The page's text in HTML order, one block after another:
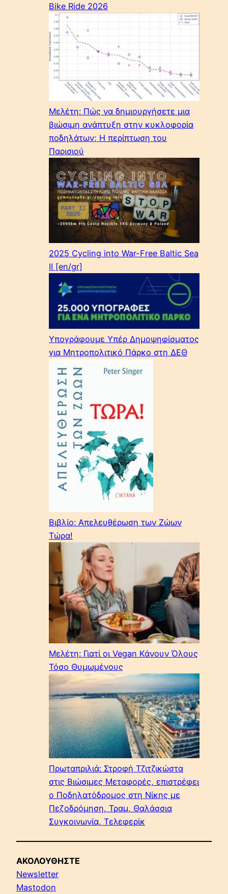
Bike Ride 2026
Μελέτη: Πώς να δημιουργήσετε μια
βιώσιμη ανάπτυξη στην κυκλοφορία
ποδηλάτων; Η περίπτωση του
Παρισιού
2025 Cycling into War-Free Baltic Sea
II [en/gr]
Υπογράφουμε Υπέρ Δημοψηφίσματος
για Μητροπολιτικό Πάρκο στη ΔΕΘ
Βιβλίο: Απελευθέρωση των Ζώων
Τώρα!
Μελέτη: Γιατί οι Vegan Κάνουν Όλους
Τόσο Θυμωμένους
Πρωταπριλιά: Στροφή Τζιτζικώστα
στις Βιώσιμες Μεταφορές, επιστρέφει
ο Ποδηλατόδρομος στη Νίκης με
Πεζοδρόμηση, Τραμ, Θαλάσσια
Συγκοινωνία, Τελεφερίκ
ΑΚΟΛΟΥΘΗΣΤΕ
Newsletter
Mastodon